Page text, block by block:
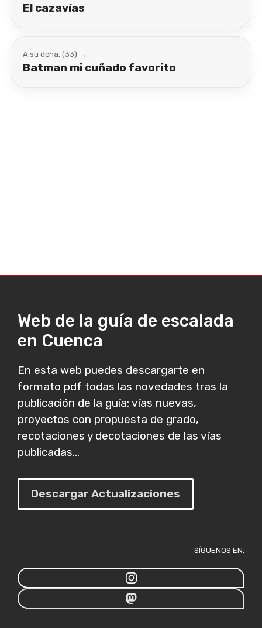
El cazavías
A su dcha. (33) →
Batman mi cuñado favorito
Web de la guía de escalada
en Cuenca
En esta web puedes descargarte en
formato pdf todas las novedades tras la
publicación de la guía: vías nuevas,
proyectos con propuesta de grado,
recotaciones y decotaciones de las vías
publicadas...
Descargar Actualizaciones
SÍGUENOS EN: